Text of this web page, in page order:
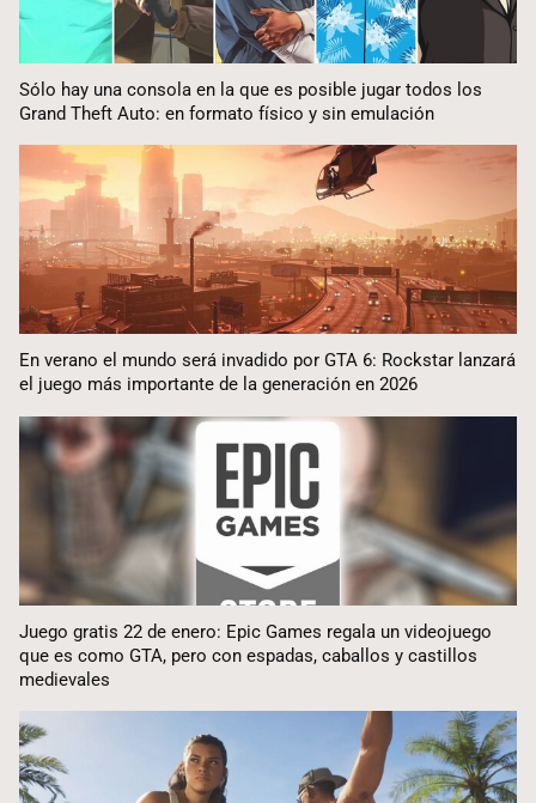
Sólo hay una consola en la que es posible jugar todos los
Grand Theft Auto: en formato físico y sin emulación
En verano el mundo será invadido por GTA 6: Rockstar lanzará
el juego más importante de la generación en 2026
Juego gratis 22 de enero: Epic Games regala un videojuego
que es como GTA, pero con espadas, caballos y castillos
medievales